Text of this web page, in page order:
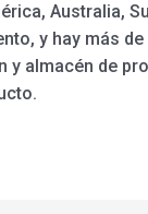
Australia,
y hay más
y almacén de